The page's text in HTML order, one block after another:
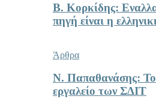
Β. Κορκίδης:
πηγή είναι η
Άρθρα
Ν. Παπαθανάσης: Το
εργαλείο των ΣΔΙΤ